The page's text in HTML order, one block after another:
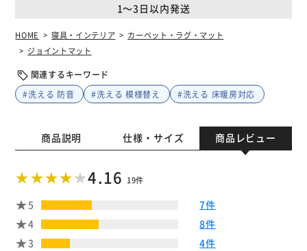
1～3日以内発送
HOME 寝具・インテリア
カーペット・ラグ・マット
ジョイントマット
関連するキーワード
#洗える 防音
#洗える 模様替え #洗える 床暖房対応
商品説明 仕様・サイズ 商品レビュー
4.16 19件
5
7件
4
8件
3
4件